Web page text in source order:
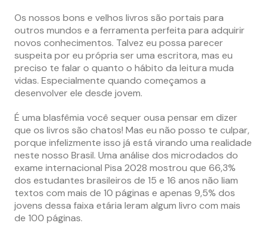
Os nossos bons e velhos livros são portais para
outros mundos e a ferramenta perfeita para adquirir
novos conhecimentos. Talvez eu possa parecer
suspeita por eu própria ser uma escritora, mas eu
preciso te falar o quanto o hábito da leitura muda
vidas. Especialmente quando começamos a
desenvolver ele desde jovem.
É uma blasfêmia você sequer ousa pensar em dizer
que os livros são chatos! Mas eu não posso te culpar,
porque infelizmente isso já está virando uma realidade
neste nosso Brasil. Uma análise dos microdados do
exame internacional Pisa 2028 mostrou que 66,3%
dos estudantes brasileiros de 15 e 16 anos não liam
textos com mais de 10 páginas e apenas 9,5% dos
jovens dessa faixa etária leram algum livro com mais
de 100 páginas.